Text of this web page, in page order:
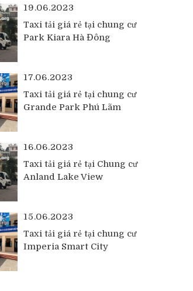
19.06.2023
Taxi tải giá rẻ tại chung cư
Park Kiara Hà Đông
17.06.2023
Taxi tải giá rẻ tại chung cư
Grande Park Phú Lãm
16.06.2023
Taxi tải giá rẻ tại Chung cư
Anland Lake View
15.06.2023
Taxi tải giá rẻ tại chung cư
Imperia Smart City